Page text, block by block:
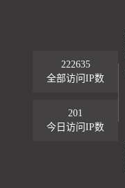
222635
全部访问IP数
201
今日访问IP数